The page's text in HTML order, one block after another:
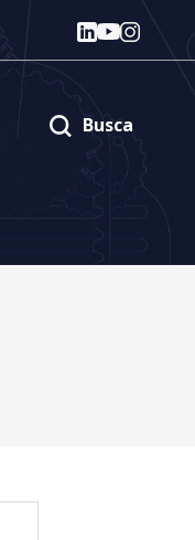
Busca